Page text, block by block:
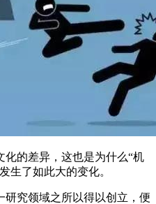
的差异，这也是为什么“机
生了如此大的变化。
究领域之所以得以创立，便